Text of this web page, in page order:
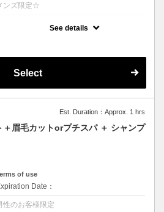
ンズ限定☆
頭皮の匂いなどもなくなります☆（髪の毛
に付着しているカルシュウムを除去すること
により根本の立ち上がりが凄いです）
See details
Select
Est. Duration：Approx. 1 hrs
＋眉毛カットorプチスパ ＋ シャンプ
of use
Date：
性のお客様限定